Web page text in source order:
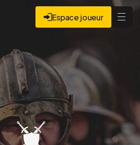
Espace joueur